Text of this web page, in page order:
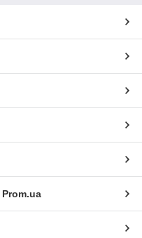
Prom.ua